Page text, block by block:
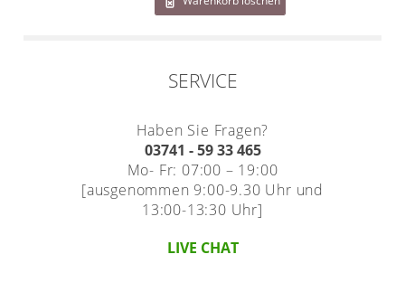
SERVICE
Haben Sie Fragen?
03741 - 59 33 465
Mo- Fr: 07:00 – 19:00
[ausgenommen 9:00-9.30 Uhr und
13:00-13:30 Uhr]
LIVE CHAT